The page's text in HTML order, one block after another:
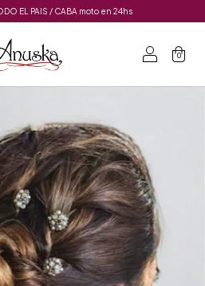
EL PAIS / CABA moto en 24hs
0